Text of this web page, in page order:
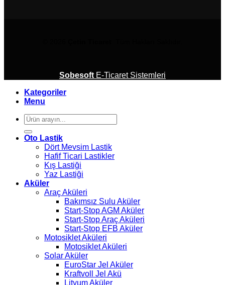
Sobesoft E-Ticaret Sistemleri
Kategoriler
Menu
Ara:
Oto Lastik
Dört Mevsim Lastik
Hafif Ticari Lastikler
Kış Lastiği
Yaz Lastiği
Aküler
Araç Aküleri
Bakımsız Sulu Aküler
Start-Stop AGM Aküler
Start-Stop Araç Aküleri
Start-Stop EFB Aküler
Motosiklet Aküleri
Motosiklet Aküleri
Solar Aküler
EuroStar Jel Aküler
Kraftvoll Jel Akü
Lityum Aküler